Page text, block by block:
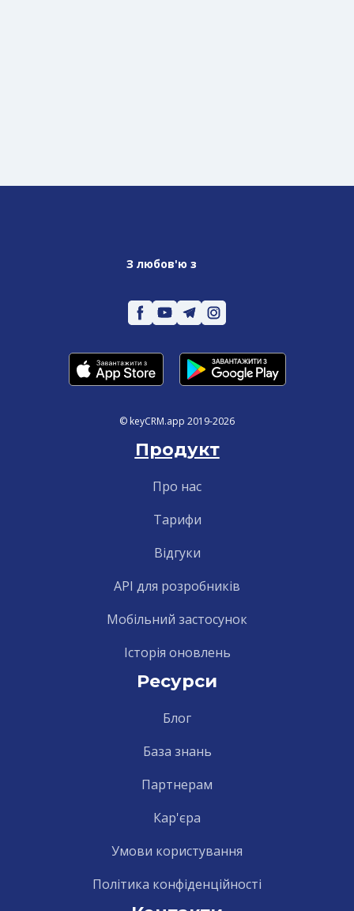
З любов'ю з
© keyCRM.app 2019-2026
Продукт
Про нас
Тарифи
Відгуки
API для розробників
Мобільний застосунок
Історія оновлень
Ресурси
Блог
База знань
Партнерам
Кар'єра
Умови користування
Політика конфіденційності